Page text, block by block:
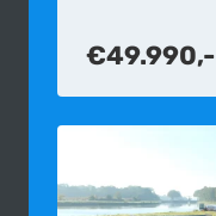
€49.990,-